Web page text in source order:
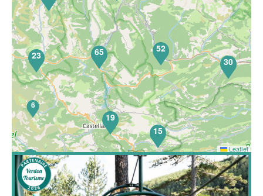
Barca Parc est un parc de loisirs multiactivités : parcours
acrobatiques en hauteur, espace filet pour enfants,
15
23
19
65
6
52
52
30
Leaflet